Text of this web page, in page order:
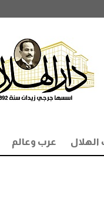
الهلال عرب وعالم